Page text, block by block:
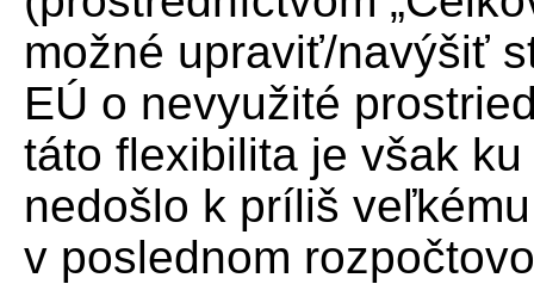
možné upraviť/navýšiť
EÚ o nevyužité
táto flexibilita je však
nedošlo k príliš
v poslednom